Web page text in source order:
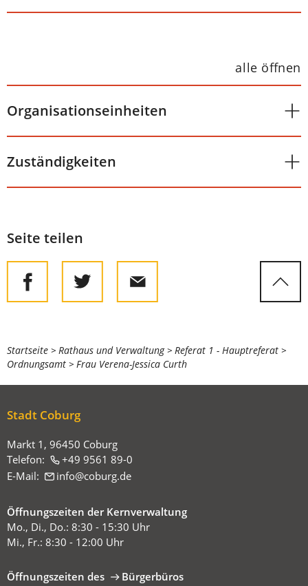
alle öffnen
Organisationseinheiten
Zuständigkeiten
Seite teilen
Sie
befinden
hier:
Startseite Rathaus und Verwaltung
Referat 1 - Hauptreferat
Ordnungsamt
Frau Verena-Jessica Curth
Stadt Coburg
Markt 1, 96450 Coburg
Telefon:
+49 9561 89-0
E-Mail:
info coburg de
Öffnungszeiten der Kernverwaltung
Mo., Di., Do.: 8:30 - 15:30 Uhr
Mi., Fr.: 8:30 - 12:00 Uhr
Öffnungszeiten des
Bürgerbüros